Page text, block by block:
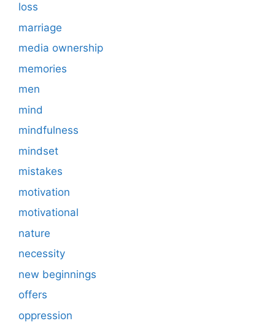
loss
marriage
media ownership
memories
men
mind
mindfulness
mindset
mistakes
motivation
motivational
nature
necessity
new beginnings
offers
oppression